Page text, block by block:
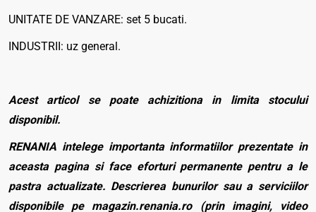
UNITATE DE VANZARE: set 5 bucati.
INDUSTRII: uz general.
Acest articol se poate achizitiona in limita stocului
disponibil.
RENANIA intelege importanta informatiilor prezentate in
aceasta pagina si face eforturi permanente pentru a le
pastra actualizate. Descrierea bunurilor sau a serviciilor
disponibile pe magazin.renania.ro (prin imagini, video